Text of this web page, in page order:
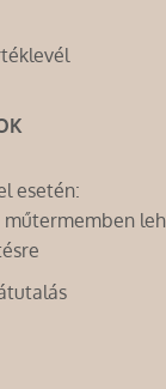
esetén:
műtermemben